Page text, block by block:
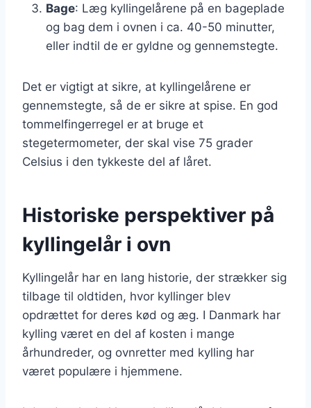
Bage: Læg kyllingelårene på en bageplade
og bag dem i ovnen i ca. 40-50 minutter,
eller indtil de er gyldne og gennemstegte.
Det er vigtigt at sikre, at kyllingelårene er
gennemstegte, så de er sikre at spise. En god
tommelfingerregel er at bruge et
stegetermometer, der skal vise 75 grader
Celsius i den tykkeste del af låret.
Historiske perspektiver på
kyllingelår i ovn
Kyllingelår har en lang historie, der strækker sig
tilbage til oldtiden, hvor kyllinger blev
opdrættet for deres kød og æg. I Danmark har
kylling været en del af kosten i mange
århundreder, og ovnretter med kylling har
været populære i hjemmene.